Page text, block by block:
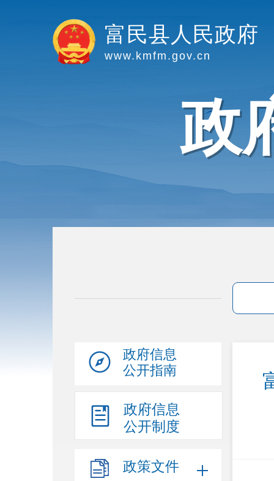
富民县人民政府
www.kmfm.gov.cn
政
政府信息
公开指南
政府信息
公开制度
政策文件